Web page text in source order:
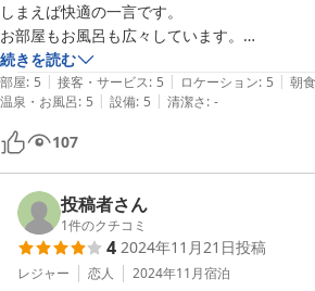
しまえば快適の一言です。
お部屋もお風呂も広々しています。
冷蔵庫の中には水、サイダー、ビールが入っ
けます。
床暖は玄関と荷物置き場以外全て使えるので
ませんでした。
ミニキッチンはケトルとコップ類のみなので
きないと思います。
続きを読む
部屋: 5 | 接客・サービス: 5 | ロケーション: 5 | 朝食
温泉・お風呂: 5 | 設備: 5 | 清潔さ: -
107
投稿者さん
1件のクチコミ
4 2024年11月21日投稿
レジャー 恋人 2024年11月宿泊